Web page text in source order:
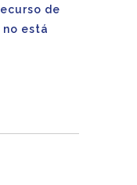
de
está